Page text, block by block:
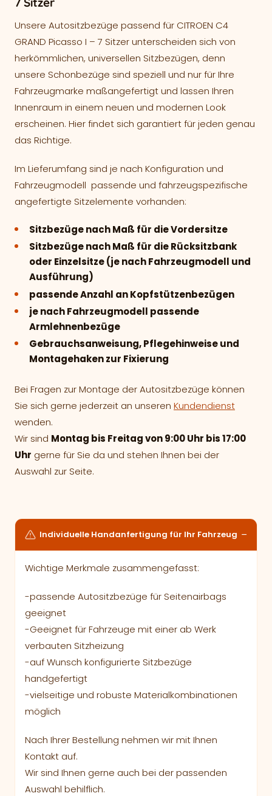
Unsere Autositzbezüge passend für CITROEN C4
GRAND Picasso I – 7 Sitzer unterscheiden sich von
herkömmlichen, universellen Sitzbezügen, denn
unsere Schonbezüge sind speziell und nur für Ihre
Fahrzeugmarke maßangefertigt und lassen Ihren
Innenraum in einem neuen und modernen Look
erscheinen. Hier findet sich garantiert für jeden genau
das Richtige.
Im Lieferumfang sind je nach Konfiguration und
Fahrzeugmodell passende und fahrzeugspezifische
angefertigte Sitzelemente vorhanden:
Sitzbezüge nach Maß für die Vordersitze
Sitzbezüge nach Maß für die Rücksitzbank
oder Einzelsitze (je nach Fahrzeugmodell und
Ausführung)
passende Anzahl an Kopfstützenbezügen
je nach Fahrzeugmodell passende
Armlehnenbezüge
Gebrauchsanweisung, Pflegehinweise und
Montagehaken zur Fixierung
Bei Fragen zur Montage der Autositzbezüge können
Sie sich gerne jederzeit an unseren Kundendienst
wenden.
Wir sind Montag bis Freitag von 9:00 Uhr bis 17:00
Uhr gerne für Sie da und stehen Ihnen bei der
Auswahl zur Seite.
Individuelle Handanfertigung für Ihr Fahrzeug
Wichtige Merkmale zusammengefasst:
-passende Autositzbezüge für Seitenairbags
geeignet
-Geeignet für Fahrzeuge mit einer ab Werk
verbauten Sitzheizung
-auf Wunsch konfigurierte Sitzbezüge
handgefertigt
-vielseitige und robuste Materialkombinationen
möglich
Nach Ihrer Bestellung nehmen wir mit Ihnen
Kontakt auf.
Wir sind Ihnen gerne auch bei der passenden
Auswahl behilflich.